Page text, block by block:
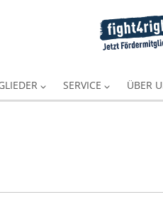
SERVICE ÜBER